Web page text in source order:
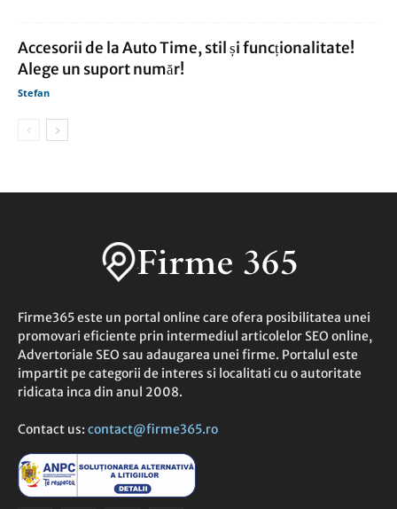
Accesorii de la Auto Time, stil și funcționalitate!
Alege un suport număr!
Stefan
Firme365 este un portal online care ofera posibilitatea unei
promovari eficiente prin intermediul articolelor SEO online,
Advertoriale SEO sau adaugarea unei firme. Portalul este
impartit pe categorii de interes si localitati cu o autoritate
ridicata inca din anul 2008.
Contact us: contact@firme365.ro